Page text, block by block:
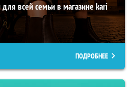
всей семьи в магазине kari
ПОДРОБНЕЕ